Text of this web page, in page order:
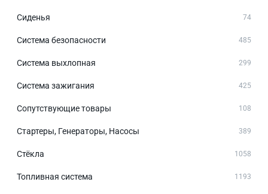
Сиденья 74
Система безопасности 485
Система выхлопная 299
Система зажигания 425
Сопутствующие товары 108
Стартеры, Генераторы, Насосы 389
Стёкла 1058
Топливная система 1193